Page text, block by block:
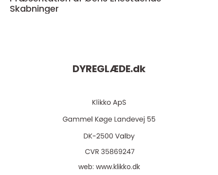
Skabninger
DYREGLÆDE.dk
web: www.klikko.dk